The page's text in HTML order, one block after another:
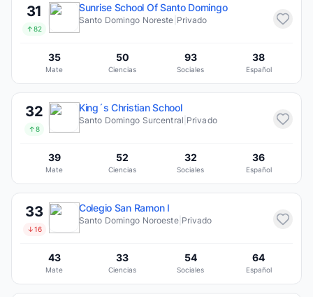
31
↑82
Sunrise School Of Santo Domingo
Santo Domingo Noreste Privado
35
Mate
50
Ciencias
93
Sociales
38
Español
32
↑8
King´s Christian School
Santo Domingo Surcentral Privado
39
Mate
52
Ciencias
32
Sociales
36
Español
33
↓16
Colegio San Ramon I
Santo Domingo Noroeste| Privado
43
Mate
33
Ciencias
54
Sociales
64
Español